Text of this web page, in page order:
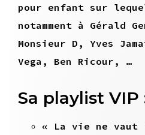
pour enfant sur
notamment à Gérald
Monsieur D, Yves
Vega, Ben Ricour, …
Sa playlist VIP
« La vie ne vaut